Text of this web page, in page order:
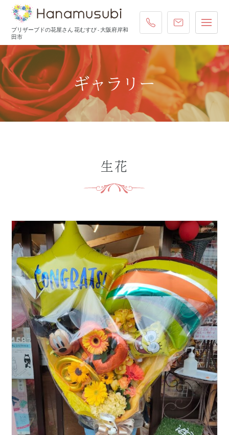
プリザーブドの花屋さん 花むすび - 大阪府岸和
田市
072-431-4587ご注文・お
ギャラリー
生花